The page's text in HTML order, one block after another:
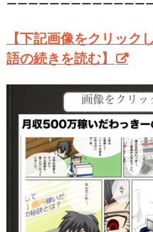
ーーーーーーーーーーーーー
【下記画像をクリック
語の続きを読む】